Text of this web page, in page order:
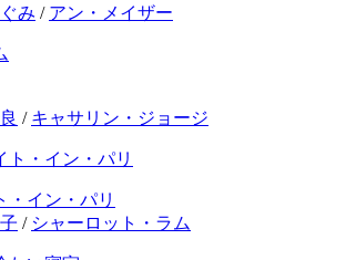
み / アン・メイザー
/ キャサリン・ジョージ
・イン・パリ
/ シャーロット・ラム